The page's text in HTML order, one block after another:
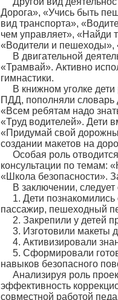
Дорога», «Учись быть
вид транспорта»,
чем управляет», «Найди
«Водители и пешеходы»,
В двигательной
«Трамвай». Активно
гимнастики.
В книжном уголке
ПДД, пополняли словарь
«Всем ребятам надо
«Труд водителей». Дети
«Придумай свой
создании макетов на
Особая роль
консультации по темам:
«Школа безопасности».
В заключении,
1. Дети
пассажир, пешеходный
2. Закрепили у детей
3. Изготовили макеты
4. Активизировали
5. Сформировали
навыков безопасного
Анализируя роль
эффективность
совместной работой